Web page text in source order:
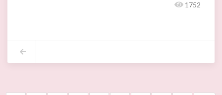
1752